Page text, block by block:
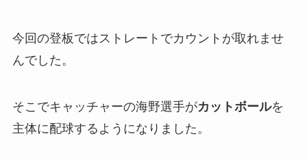
今回の登板ではストレートでカウントが取れませ
んでした。
そこでキャッチャーの海野選手がカットボールを
主体に配球するようになりました。